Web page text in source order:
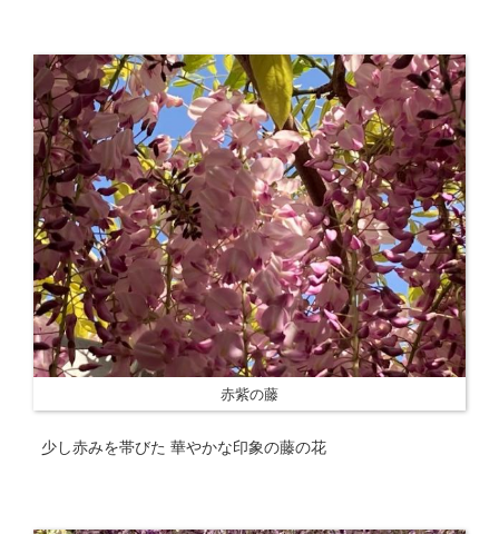
赤紫の藤
少し赤みを帯びた 華やかな印象の藤の花